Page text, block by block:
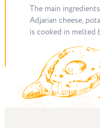
The main
Adjarian cheese,
is cooked in melted